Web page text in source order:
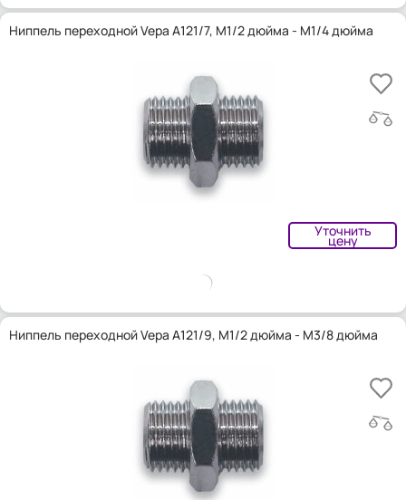
Ниппель переходной Vepa A121/7, M1/2 дюйма - M1/4 дюйма
Уточнить
цену
Ниппель переходной Vepa A121/9, M1/2 дюйма - M3/8 дюйма